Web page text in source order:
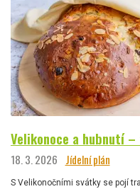
Velikonoce a hubnutí
18. 3. 2026 Jídelní plán
S Velikonočními svátky se pojí